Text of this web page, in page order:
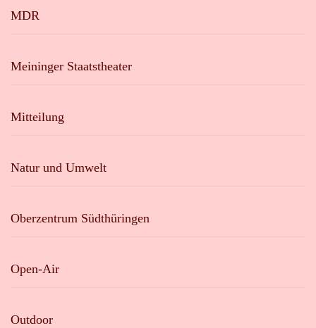
MDR
Meininger Staatstheater
Mitteilung
Natur und Umwelt
Oberzentrum Südthüringen
Open-Air
Outdoor